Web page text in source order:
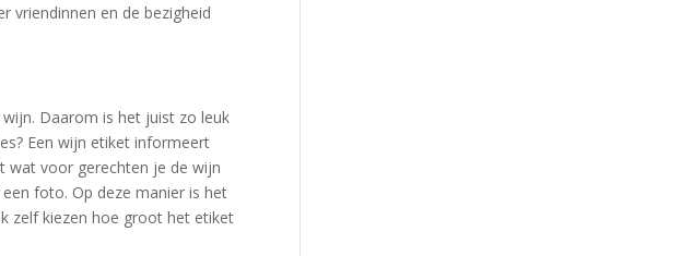
vriendinnen en de bezigheid
Daarom is het juist zo leuk
Een wijn etiket informeert
wat voor gerechten je de wijn
foto. Op deze manier is het
zelf kiezen hoe groot het etiket